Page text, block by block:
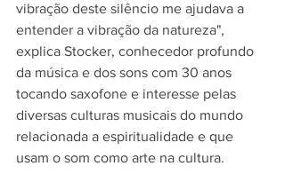
vibração deste silêncio me ajudava a
entender a vibração da natureza",
explica Stocker, conhecedor profundo
da música e dos sons com 30 anos
tocando saxofone e interesse pelas
diversas culturas musicais do mundo
relacionada a espiritualidade e que
usam o som como arte na cultura.